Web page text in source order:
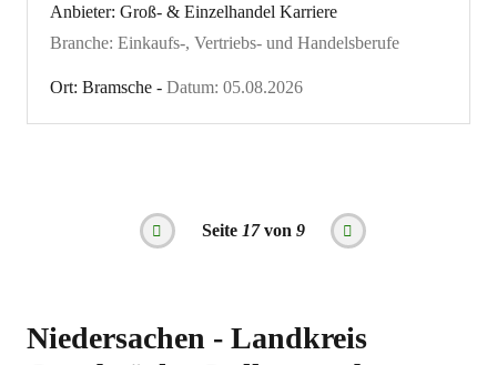
Anbieter: Groß- & Einzelhandel Karriere
Branche: Einkaufs-, Vertriebs- und Handelsberufe
Ort: Bramsche - Datum: 05.08.2026
Seitennummerierung
Vorherige
Seite
Seite 17von 9
Nächste
Seite
Niedersachen - Landkreis